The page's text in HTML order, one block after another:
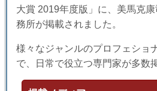
大賞 2019年度版」に、美馬克
務所が掲載されました。
様々なジャンルのプロフェショ
で、日常で役立つ専門家が多数